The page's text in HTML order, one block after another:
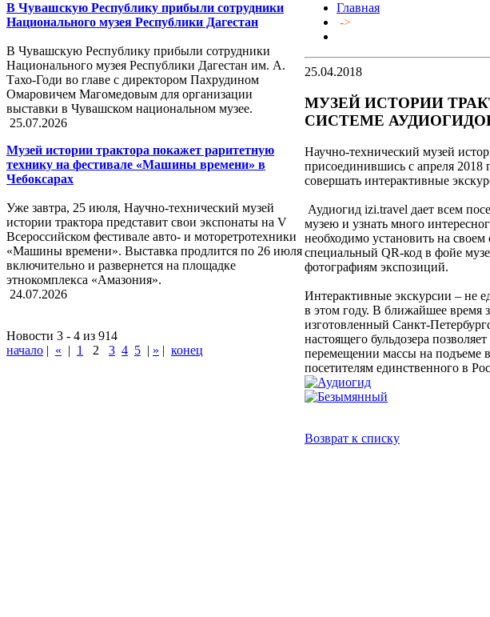
В Чувашскую Республику прибыли сотрудники
Национального музея Республики Дагестан
В Чувашскую Республику прибыли сотрудники
Национального музея Республики Дагестан им. А.
Тахо-Годи во главе с директором Пахрудином
Омаровичем Магомедовым для организации
выставки в Чувашском национальном музее.
25.07.2026
Музей истории трактора покажет раритетную
технику на фестивале «Машины времени» в
Чебоксарах
Уже завтра, 25 июля, Научно-технический музей
истории трактора представит свои экспонаты на V
Всероссийском фестивале авто- и моторетротехники
«Машины времени». Выставка продлится по 26 июля
включительно и развернется на площадке
этнокомплекса «Амазония».
24.07.2026
Новости 3 - 4 из 914
начало | « | 1 2 3 4 5 | » | конец
Главная
->
25.04.2018
МУЗЕЙ ИСТОРИИ
СИСТЕМЕ
Научно-технический музей
присоединившись с апреля
совершать интерактивные
Аудиогид izi.travel дает всем
музею и узнать много
необходимо установить на
специальный QR-код в фойе
фотографиям экспозиций.
Интерактивные экскурсии – не
в этом году. В ближайшее время
изготовленный Санкт-
настоящего бульдозера
перемещении массы на подъеме
посетителям единственного в
Возврат к списку